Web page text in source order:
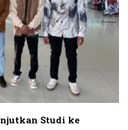
Studi ke